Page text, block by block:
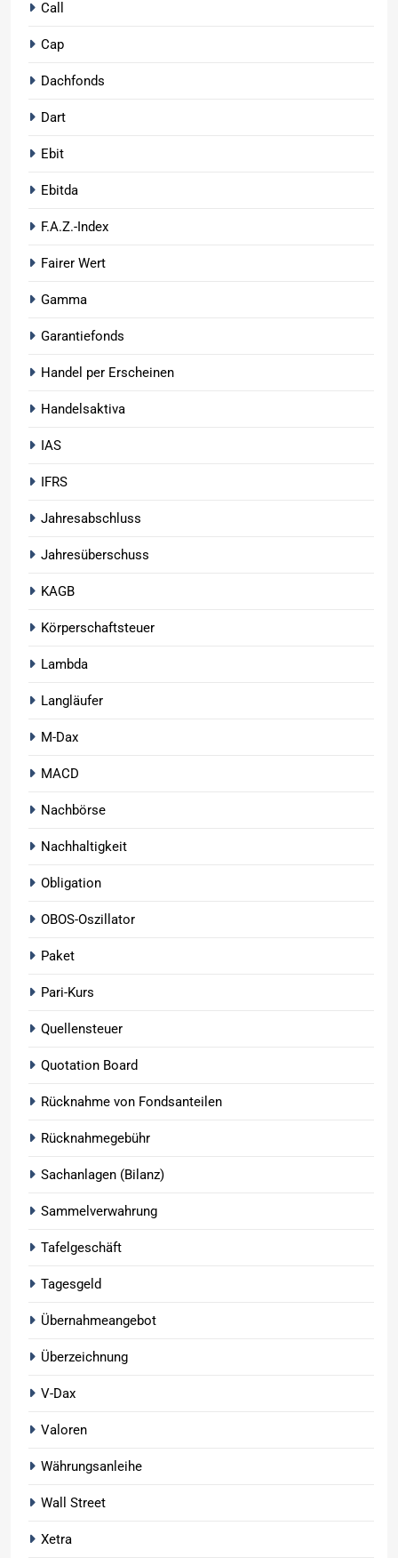
Call
Cap
Dachfonds
Dart
Ebit
Ebitda
F.A.Z.-Index
Fairer Wert
Gamma
Garantiefonds
Handel per Erscheinen
Handelsaktiva
IAS
IFRS
Jahresabschluss
Jahresüberschuss
KAGB
Körperschaftsteuer
Lambda
Langläufer
M-Dax
MACD
Nachbörse
Nachhaltigkeit
Obligation
OBOS-Oszillator
Paket
Pari-Kurs
Quellensteuer
Quotation Board
Rücknahme von Fondsanteilen
Rücknahmegebühr
Sachanlagen (Bilanz)
Sammelverwahrung
Tafelgeschäft
Tagesgeld
Übernahmeangebot
Überzeichnung
V-Dax
Valoren
Währungsanleihe
Wall Street
Xetra